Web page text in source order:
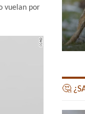
vuelan por
🤔